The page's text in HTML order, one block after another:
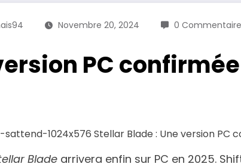
Novembre 20, 2024 0
PC
Blade arrivera enfin sur PC en 2025.